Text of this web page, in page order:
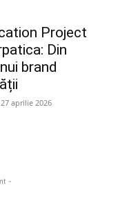
Project
Din
brand
27 aprilie 2026
-